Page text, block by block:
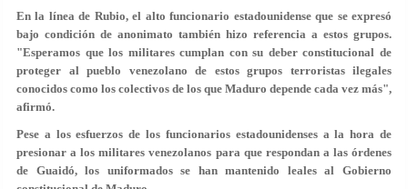
En la línea de Rubio, el alto funcionario estadounidense que se expresó
bajo condición de anonimato también hizo referencia a estos grupos.
"Esperamos que los militares cumplan con su deber constitucional de
proteger al pueblo venezolano de estos grupos terroristas ilegales
conocidos como los colectivos de los que Maduro depende cada vez más",
afirmó.
Pese a los esfuerzos de los funcionarios estadounidenses a la hora de
presionar a los militares venezolanos para que respondan a las órdenes
de Guaidó, los uniformados se han mantenido leales al Gobierno